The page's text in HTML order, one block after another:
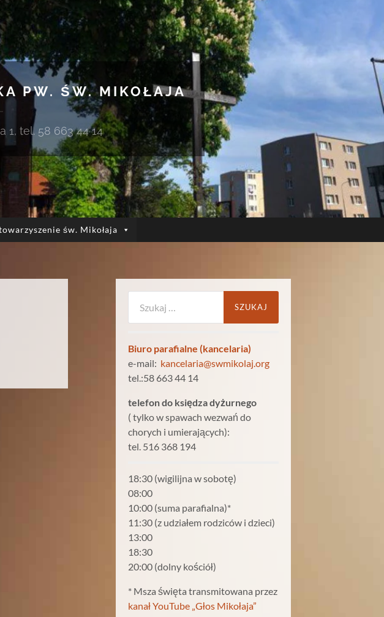
PW. ŚW. MIKOŁAJA
1, tel. 58 663 44 14
św. Mikołaja
Biuro parafialne (kancelaria)
e-mail: kancelaria@swmikolaj.org
tel.:58 663 44 14
telefon do księdza dyżurnego
( tylko w spawach wezwań do
chorych i umierających):
tel. 516 368 194
18:30 (wigilijna w sobotę)
08:00
10:00 (suma parafialna)*
11:30 (z udziałem rodziców i dzieci)
13:00
18:30
20:00 (dolny kościół)
* Msza święta transmitowana przez
kanał YouTube „Głos Mikołaja”